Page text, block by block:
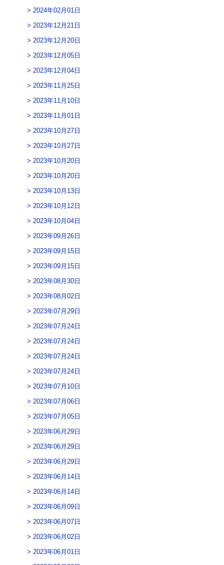
2024年02月01日
2023年12月21日
2023年12月20日
2023年12月05日
2023年12月04日
2023年11月25日
2023年11月10日
2023年11月01日
2023年10月27日
2023年10月27日
2023年10月20日
2023年10月20日
2023年10月13日
2023年10月12日
2023年10月04日
2023年09月26日
2023年09月15日
2023年09月15日
2023年08月30日
2023年08月02日
2023年07月29日
2023年07月24日
2023年07月24日
2023年07月24日
2023年07月24日
2023年07月10日
2023年07月06日
2023年07月05日
2023年06月29日
2023年06月29日
2023年06月29日
2023年06月14日
2023年06月14日
2023年06月09日
2023年06月07日
2023年06月02日
2023年06月01日